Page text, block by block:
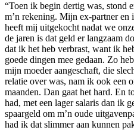
“Toen ik begin dertig was, stond
m’n rekening. Mijn ex-partner
heeft mij uitgekocht nadat we
de jaren is dat geld er langzaam
dat ik het heb verbrast, want ik
goede dingen mee gedaan. Zo
mijn moeder aangeschaft, die
relatie over was, nam ik ook een
maanden. Dan gaat het hard. En
had, met een lager salaris dan ik
spaargeld om m’n oude
had ik dat slimmer aan kunnen